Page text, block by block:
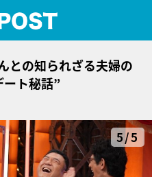
との知られざる夫婦の
ト秘話”
5/5